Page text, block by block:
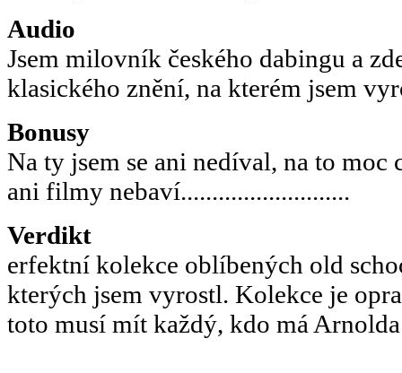
Audio
Jsem milovník českého dabingu a
klasického znění, na kterém jsem
Bonusy
Na ty jsem se ani nedíval, na to moc
ani filmy nebaví...........................
Verdikt
erfektní kolekce oblíbených old
kterých jsem vyrostl. Kolekce je
toto musí mít každý, kdo má